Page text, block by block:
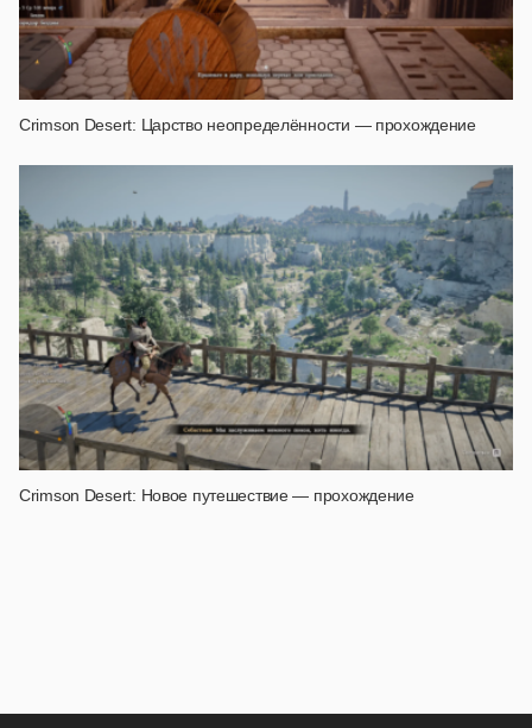
Crimson Desert: Царство неопределённости — прохождение
Crimson Desert: Новое путешествие — прохождение